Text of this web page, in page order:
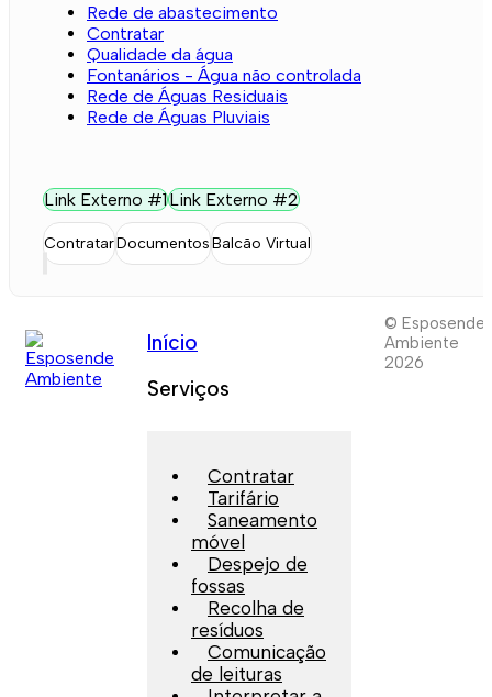
Rede de abastecimento
Contratar
Qualidade da água
Fontanários - Água não controlada
Rede de Águas Residuais
Rede de Águas Pluviais
Link Externo #1Link Externo #2
ContratarDocumentosBalcão Virtual
Início
Serviços
Contratar
Tarifário
Saneamento
móvel
Despejo de
fossas
Recolha de
resíduos
Comunicação
de leituras
© Esposende
Ambiente
2026